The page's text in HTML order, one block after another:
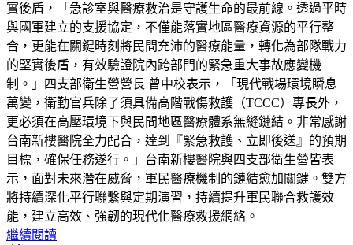
實後盾，「急診室與醫療救治是守護生命的最前線。透過平時
與國軍建立的支援協定，不僅能落實地區醫療資源的平行整
合，更能在關鍵時刻將民間充沛的醫療能量，轉化為部隊戰力
的堅實後盾，有效驗證院內跨部門的緊急重大事故應變機
制。」四支部衛生營營長 曾中校表示，「現代戰場環境瞬息
萬變，衛勤官兵除了須具備高階戰傷救護（TCCC）專長外，
更必須在高壓環境下與民間地區醫療體系無縫鏈結。非常感謝
台南新樓醫院全力配合，達到『緊急救護、立即後送』的預期
目標，確保任務遂行。」台南新樓醫院與四支部衛生營皆表
示，面對未來潛在威脅，軍民醫療機制的鏈結愈加關鍵。雙方
將持續深化平行聯繫與定期演習，持續提升軍民聯合救護效
能，建立高效、強韌的現代化醫療救援網絡。
繼續閱讀